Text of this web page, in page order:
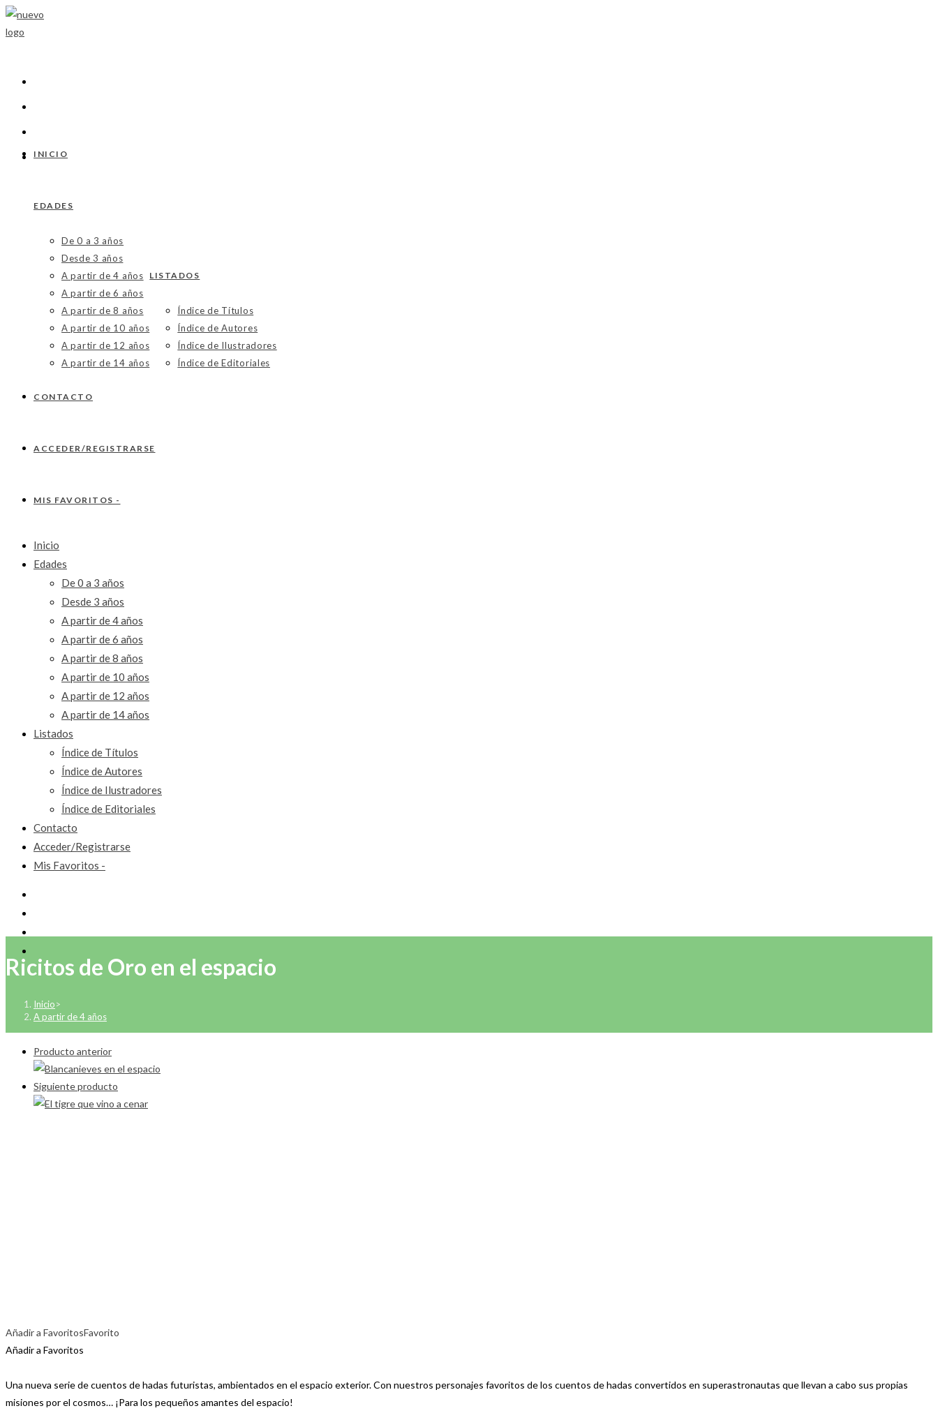
Ir
al
INICIO
EDADES
De 0 a 3 años
Desde 3 años
A partir de 4 años
A partir de 6 años
A partir de 8 años
A partir de 10 años
A partir de 12 años
A partir de 14 años
LISTADOS
Índice de Títulos
Índice de Autores
Índice de Ilustradores
Índice de Editoriales
CONTACTO
ACCEDER/REGISTRARSE
MIS FAVORITOS -
Inicio
Edades
De 0 a 3 años
Desde 3 años
A partir de 4 años
A partir de 6 años
A partir de 8 años
A partir de 10 años
A partir de 12 años
A partir de 14 años
Listados
Índice de Títulos
Índice de Autores
Índice de Ilustradores
Índice de Editoriales
Contacto
Acceder/Registrarse
Mis Favoritos -
Ricitos de Oro en el espacio
Inicio>
A partir de 4 años
Producto anterior
Siguiente producto
Añadir a FavoritosFavorito
Añadir a Favoritos
Una nueva serie de cuentos de hadas futuristas, ambientados en el espacio exterior. Con nuestros personajes favoritos de los cuentos de hadas convertidos en superastronautas que llevan a cabo sus propias
misiones por el cosmos… ¡Para los pequeños amantes del espacio!